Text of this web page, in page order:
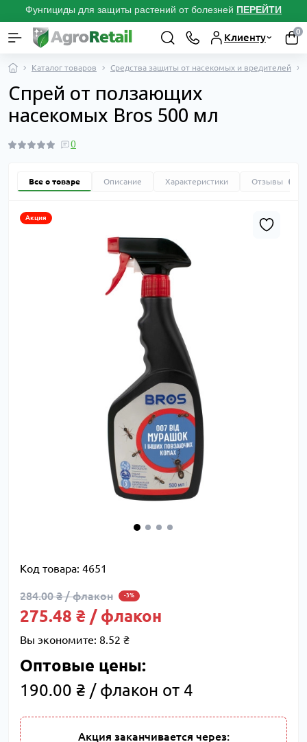
Фунгициды для защиты растений от болезней ПЕРЕЙТИ
Клиенту
0
Каталог товаров Средства защиты от насекомых и вредителей
Спрей от ползающих
насекомых Bros 500 мл
0
Все о товаре Описание Характеристики Отзывы
Акция
Код товара: 4651
284.00 ₴ / флакон -3%
275.48 ₴ / флакон
Вы экономите: 8.52 ₴
Оптовые цены:
190.00 ₴ / флакон от 4
Акция заканчивается через: